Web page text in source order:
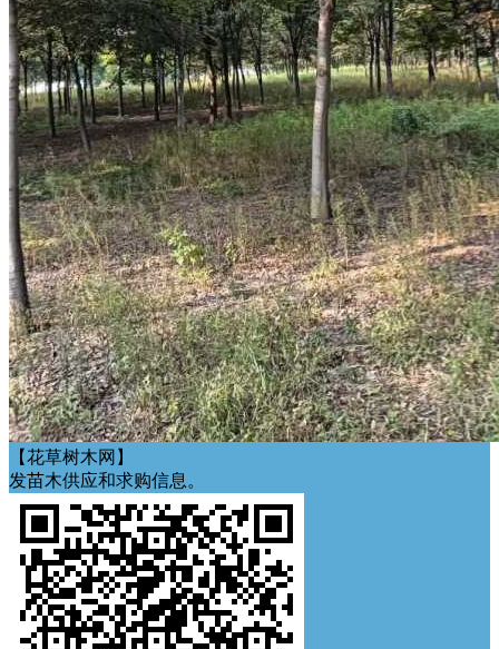
【花草树木网】
发苗木供应和求购信息。